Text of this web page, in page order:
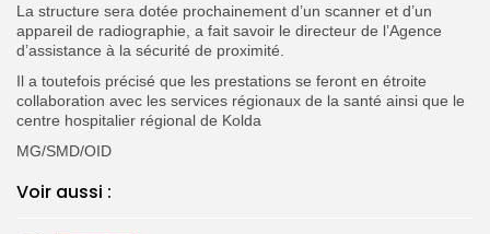
La structure sera dotée prochainement d’un scanner et d’un
appareil de radiographie, a fait savoir le directeur de l’Agence
d’assistance à la sécurité de proximité.
Il a toutefois précisé que les prestations se feront en étroite
collaboration avec les services régionaux de la santé ainsi que le
centre hospitalier régional de Kolda
MG/SMD/OID
Voir aussi :